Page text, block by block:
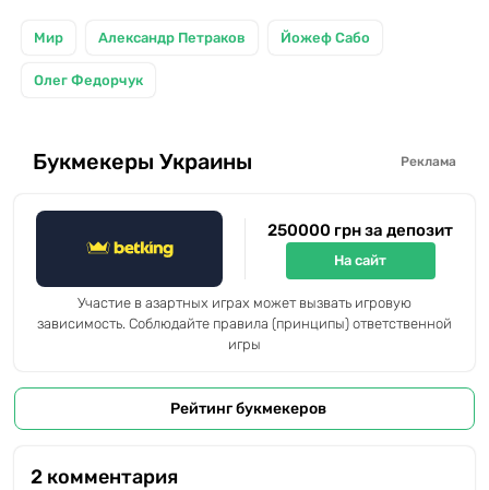
Мир Александр Петраков Йожеф Сабо
Олег Федорчук
Букмекеры Украины Реклама
250000 грн за депозит
На сайт
Участие в азартных играх может вызвать игровую
зависимость. Соблюдайте правила (принципы) ответственной
игры
Рейтинг букмекеров
2 комментария